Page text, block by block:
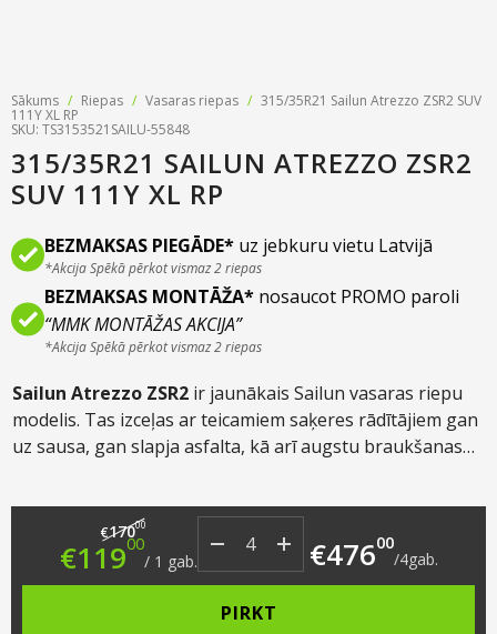
Sākums / Riepas / Vasaras riepas / 315/35R21 Sailun Atrezzo ZSR2 SUV
111Y XL RP
SKU: TS3153521SAILU-55848
315/35R21 SAILUN ATREZZO ZSR2
SUV 111Y XL RP
BEZMAKSAS PIEGĀDE* uz jebkuru vietu Latvijā
*Akcija Spēkā pērkot vismaz 2 riepas
BEZMAKSAS MONTĀŽA* nosaucot PROMO paroli
“MMK MONTĀŽAS AKCIJA”
*Akcija Spēkā pērkot vismaz 2 riepas
Sailun Atrezzo ZSR2 ir jaunākais Sailun vasaras riepu
modelis. Tas izceļas ar teicamiem saķeres rādītājiem gan
uz sausa, gan slapja asfalta, kā arī augstu braukšanas
vieglajām automašīnām, gan krosoveriem.
€17000 Original price was: €170.00.
€11900 Current price is: €119.00.
/ 1 gab. €47600
/4gab.
PIRKT